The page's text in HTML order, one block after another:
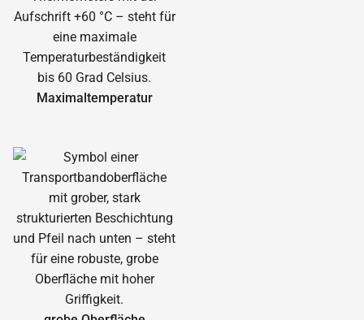
Maximal­temperatur